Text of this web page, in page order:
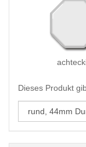
Dieses Produkt